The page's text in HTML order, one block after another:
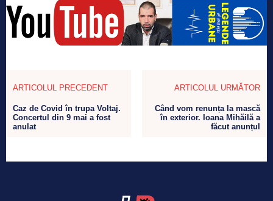
ARTICOLUL PRECEDENT
Caz de Covid în trupa Voltaj.
Concertul din 9 mai a fost
anulat
ARTICOLUL URMĂTOR
Când vom renunța la mască
în exterior. Ioana Mihăilă a
făcut anunțul